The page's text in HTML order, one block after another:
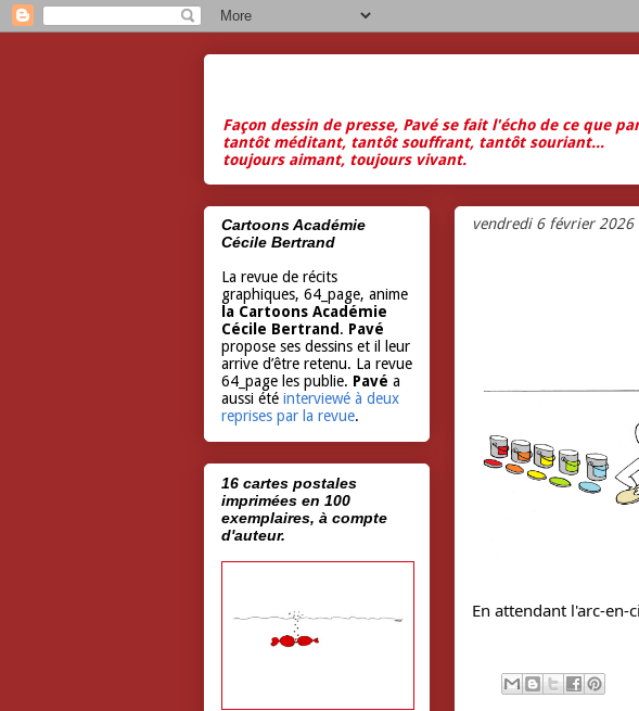
Façon dessin de presse, Pavé se fait l'écho de ce que
tantôt méditant, tantôt souffrant, tantôt souriant...
toujours aimant, toujours vivant.
vendredi 6 février 2026
En attendant l'arc-en-
Cartoons Académie
Cécile Bertrand
La revue de récits
graphiques, 64_page, anime
la Cartoons Académie
Cécile Bertrand. Pavé
propose ses dessins et il leur
arrive d’être retenu. La revue
64_page les publie. Pavé a
aussi été interviewé à deux
reprises par la revue.
16 cartes postales
imprimées en 100
exemplaires, à compte
d'auteur.